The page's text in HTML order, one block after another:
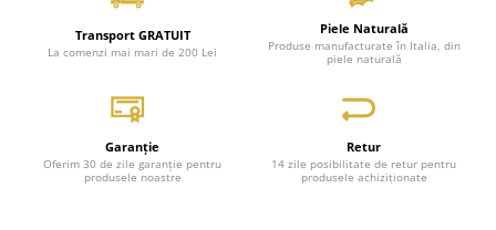
Transport GRATUIT
La comenzi mai mari de 200 Lei
Piele Naturală
Produse manufacturate în Italia, din
piele naturală
Garanție
Oferim 30 de zile garanție pentru
produsele noastre
Retur
14 zile posibilitate de retur pentru
produsele achiziționate